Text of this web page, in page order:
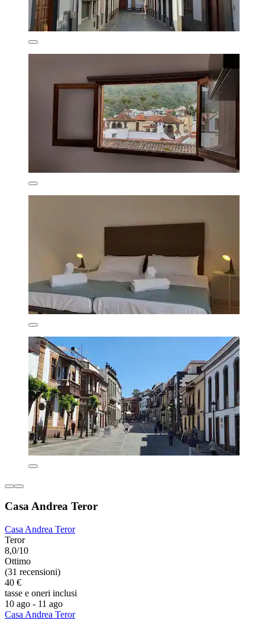
Casa Andrea Teror
Casa Andrea Teror
Teror
8,0/10
Ottimo
(31 recensioni)
40 €
tasse e oneri inclusi
10 ago - 11 ago
Casa Andrea Teror